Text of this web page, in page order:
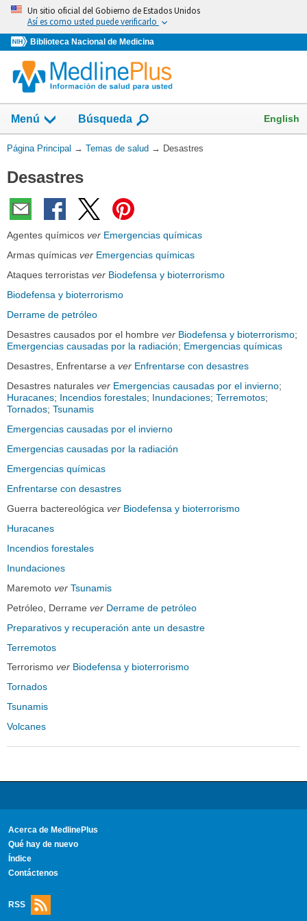
Omita
vaya
al
Contenido
Un sitio oficial del Gobierno de Estados Unidos
Así es como usted puede verificarlo
Biblioteca Nacional de Medicina
Menú
Mostrar
campo
de
Búsqueda English
Usted
aquí:
Página Principal → Temas de salud → Desastres
Desastres
Agentes químicos ver Emergencias químicas
Armas químicas ver Emergencias químicas
Ataques terroristas ver Biodefensa y bioterrorismo
Biodefensa y bioterrorismo
Derrame de petróleo
Desastres causados por el hombre ver Biodefensa y bioterrorismo;
Emergencias causadas por la radiación; Emergencias químicas
Desastres, Enfrentarse a ver Enfrentarse con desastres
Desastres naturales ver Emergencias causadas por el invierno;
Huracanes; Incendios forestales; Inundaciones; Terremotos;
Tornados; Tsunamis
Emergencias causadas por el invierno
Emergencias causadas por la radiación
Emergencias químicas
Enfrentarse con desastres
Guerra bactereológica ver Biodefensa y bioterrorismo
Huracanes
Incendios forestales
Inundaciones
Maremoto ver Tsunamis
Petróleo, Derrame ver Derrame de petróleo
Preparativos y recuperación ante un desastre
Terremotos
Terrorismo ver Biodefensa y bioterrorismo
Tornados
Tsunamis
Volcanes
Acerca de MedlinePlus
Qué hay de nuevo
Índice
Contáctenos
RSS